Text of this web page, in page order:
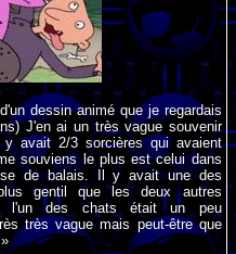
dessin animé que je regardais
J'en ai un très vague souvenir
avait 2/3 sorcières qui avaient
souviens le plus est celui dans
de balais. Il y avait une des
gentil que les deux autres
l'un des chats était un peu
très vague mais peut-être que